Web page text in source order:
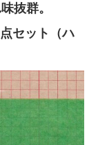
抜群。
セット
（ハ